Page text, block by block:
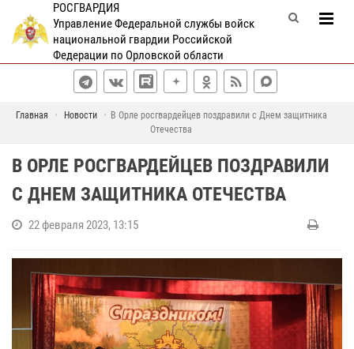
РОСГВАРДИЯ
Управление Федеральной службы войск
национальной гвардии Российской
Федерации по Орловской области
Главная Новости
В Орле росгвардейцев поздравили с Днем защитника
Отечества
В ОРЛЕ РОСГВАРДЕЙЦЕВ ПОЗДРАВИЛИ
С ДНЕМ ЗАЩИТНИКА ОТЕЧЕСТВА
22 февраля 2023, 13:15